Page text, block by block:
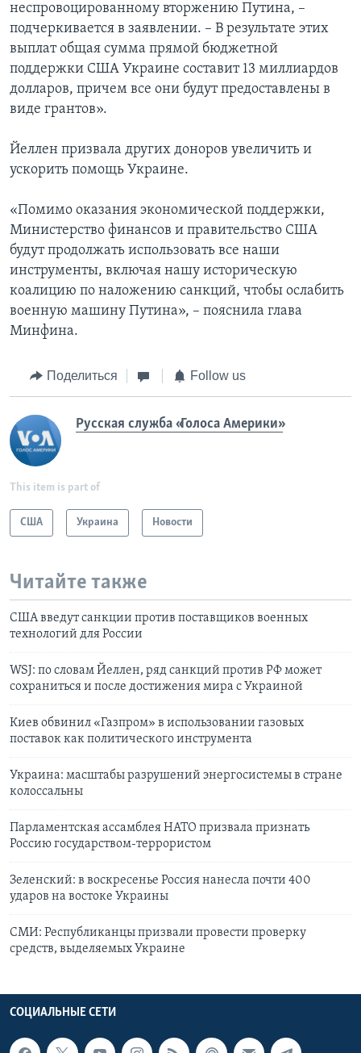
неспровоцированному вторжению Путина, –
подчеркивается в заявлении. – В результате этих
выплат общая сумма прямой бюджетной
поддержки США Украине составит 13 миллиардов
долларов, причем все они будут предоставлены в
виде грантов».
Йеллен призвала других доноров увеличить и
ускорить помощь Украине.
«Помимо оказания экономической поддержки,
Министерство финансов и правительство США
будут продолжать использовать все наши
инструменты, включая нашу историческую
коалицию по наложению санкций, чтобы ослабить
военную машину Путина», – пояснила глава
Минфина.
Поделиться Follow us
Русская служба «Голоса Америки»
This item is part of
США Украина Новости
Читайте также
CША введут санкции против поставщиков военных
технологий для России
WSJ: по словам Йеллен, ряд санкций против РФ может
сохраниться и после достижения мира с Украиной
Киев обвинил «Газпром» в использовании газовых
поставок как политического инструмента
Украина: масштабы разрушений энергосистемы в стране
колоссальны
Парламентская ассамблея НАТО призвала признать
Россию государством-террористом
Зеленский: в воскресенье Россия нанесла почти 400
ударов на востоке Украины
СМИ: Республиканцы призвали провести проверку
средств, выделяемых Украине
СОЦИАЛЬНЫЕ СЕТИ